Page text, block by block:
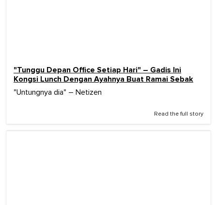
"Tunggu Depan Office Setiap Hari" – Gadis Ini
Kongsi Lunch Dengan Ayahnya Buat Ramai Sebak
"Untungnya dia" – Netizen
Read the full story